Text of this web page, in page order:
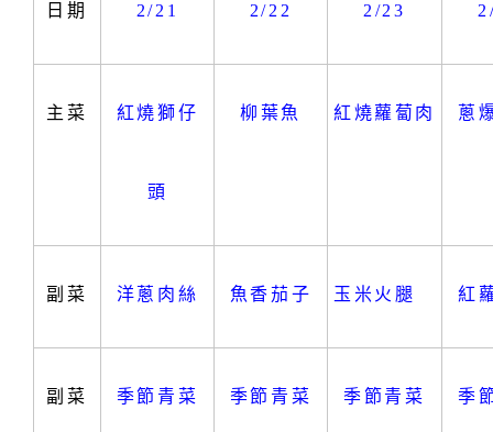
日期 2/21 2/22 2/23
主菜 紅燒獅仔
頭
柳葉魚 紅燒蘿蔔肉 蔥
副菜 洋蔥肉絲 魚香茄子 玉米火腿 紅
副菜 季節青菜 季節青菜 季節青菜 季